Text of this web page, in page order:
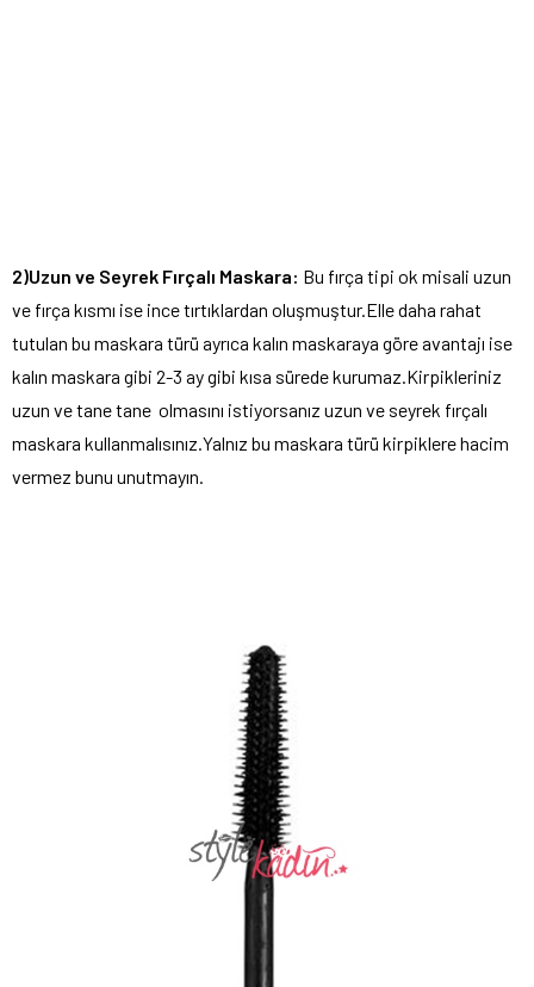
2)Uzun ve Seyrek Fırçalı Maskara: Bu fırça tipi ok misali uzun
ve fırça kısmı ise ince tırtıklardan oluşmuştur.Elle daha rahat
tutulan bu maskara türü ayrıca kalın maskaraya göre avantajı ise
kalın maskara gibi 2-3 ay gibi kısa sürede kurumaz.Kirpikleriniz
uzun ve tane tane olmasını istiyorsanız uzun ve seyrek fırçalı
maskara kullanmalısınız.Yalnız bu maskara türü kirpiklere hacim
vermez bunu unutmayın.